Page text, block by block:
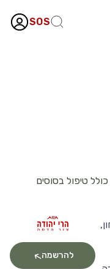
SOS
טיפול בסוסים
להרשמה